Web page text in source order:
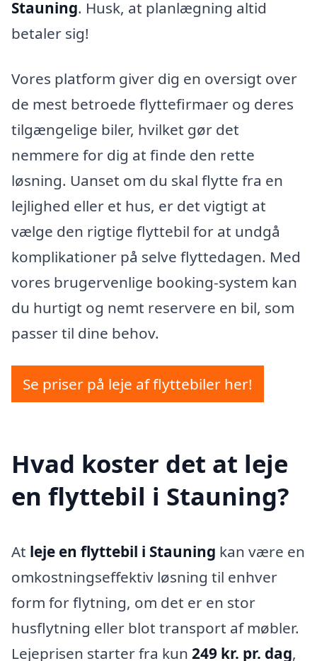
Stauning. Husk, at planlægning altid
betaler sig!
Vores platform giver dig en oversigt over
de mest betroede flyttefirmaer og deres
tilgængelige biler, hvilket gør det
nemmere for dig at finde den rette
løsning. Uanset om du skal flytte fra en
lejlighed eller et hus, er det vigtigt at
vælge den rigtige flyttebil for at undgå
komplikationer på selve flyttedagen. Med
vores brugervenlige booking-system kan
du hurtigt og nemt reservere en bil, som
passer til dine behov.
Se priser på leje af flyttebiler her!
Hvad koster det at leje
en flyttebil i Stauning?
At leje en flyttebil i Stauning kan være en
omkostningseffektiv løsning til enhver
form for flytning, om det er en stor
husflytning eller blot transport af møbler.
Lejeprisen starter fra kun 249 kr. pr. dag,